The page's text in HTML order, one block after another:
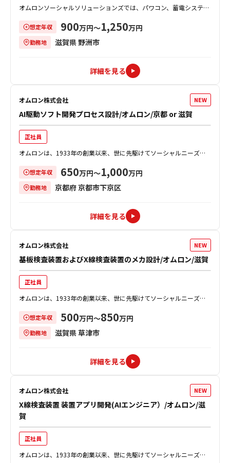
オムロンソーシャルソリューションズでは、パワコン、蓄電システ
献し、事業拡大しています。 一方で...
想定年収 900万円〜1,250万円
勤務地 滋賀県 野洲市
詳細を見る
オムロン株式会社 NEW
正社員
AI駆動ソフト開発プロセス設計/オムロン/京都 or 滋賀
オムロンは、1933年の創業以来、世に先駆けてソーシャルニーズを
献してきました。 同社は、生成A...
想定年収 650万円〜1,000万円
勤務地 京都府 京都市下京区
詳細を見る
オムロン株式会社 NEW
正社員
基板検査装置およびX線検査装置のメカ設計/オムロン/滋賀
オムロンは、1933年の創業以来、世に先駆けてソーシャルニーズを
献してきました。 検査システム事...
想定年収 500万円〜850万円
勤務地 滋賀県 草津市
詳細を見る
オムロン株式会社 NEW
正社員
X線検査装置 装置アプリ開発(AIエンジニア）/オムロン/滋
賀
オムロンは、1933年の創業以来、世に先駆けてソーシャルニーズを